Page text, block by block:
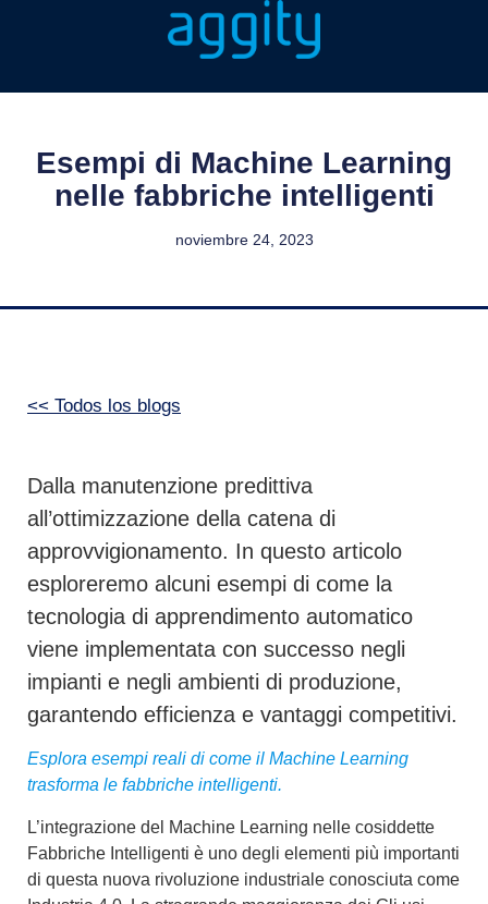
Esempi di Machine Learning
nelle fabbriche intelligenti
noviembre 24, 2023
<< Todos los blogs
Dalla manutenzione predittiva
all’ottimizzazione della catena di
approvvigionamento. In questo articolo
esploreremo alcuni esempi di come la
tecnologia di apprendimento automatico
viene implementata con successo negli
impianti e negli ambienti di produzione,
garantendo efficienza e vantaggi competitivi.
Esplora esempi reali di come il Machine Learning
trasforma le fabbriche intelligenti.
L’integrazione del Machine Learning nelle cosiddette
Fabbriche Intelligenti è uno degli elementi più importanti
di questa nuova rivoluzione industriale conosciuta come